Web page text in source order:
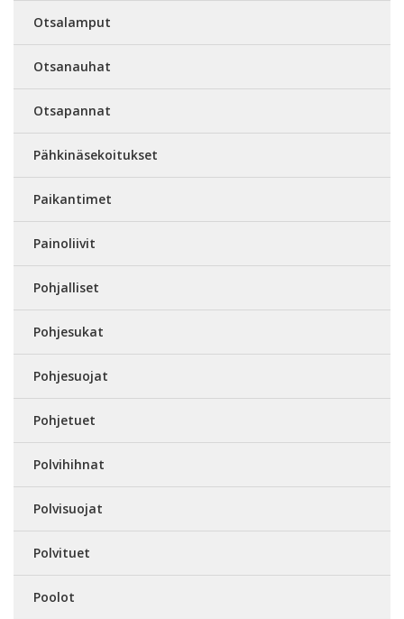
Otsalamput
Otsanauhat
Otsapannat
Pähkinäsekoitukset
Paikantimet
Painoliivit
Pohjalliset
Pohjesukat
Pohjesuojat
Pohjetuet
Polvihihnat
Polvisuojat
Polvituet
Poolot